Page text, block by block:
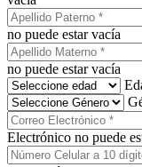
no puede estar vacía
no puede estar vacía
Electrónico no puede